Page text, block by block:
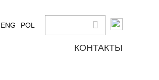
ENG POL
КОНТАКТЫ